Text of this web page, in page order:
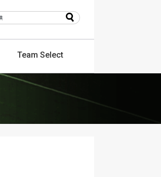
TeamSelect